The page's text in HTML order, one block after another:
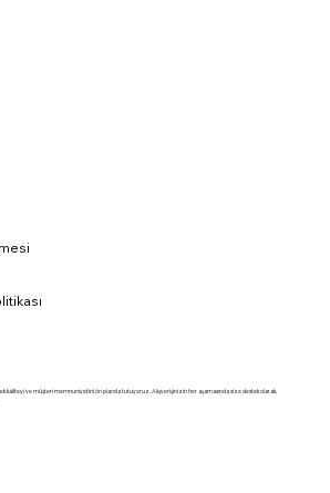
kaliteyi ve müşteri memnuniyetini ön planda tutuyoruz. Alışverişinizin her aşamasında size destek olarak,